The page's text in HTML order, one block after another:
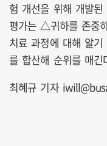
험 개선을 위해 개발
평가는 △귀하를 존중
치료 과정에 대해 알
를 합산해 순위를 매긴
최혜규 기자